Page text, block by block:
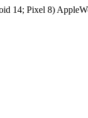
14; Pixel 8)